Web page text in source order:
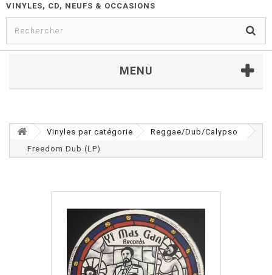
VINYLES, CD, NEUFS & OCCASIONS
MENU
Vinyles par catégorie
Reggae/Dub/Calypso
Freedom Dub (LP)